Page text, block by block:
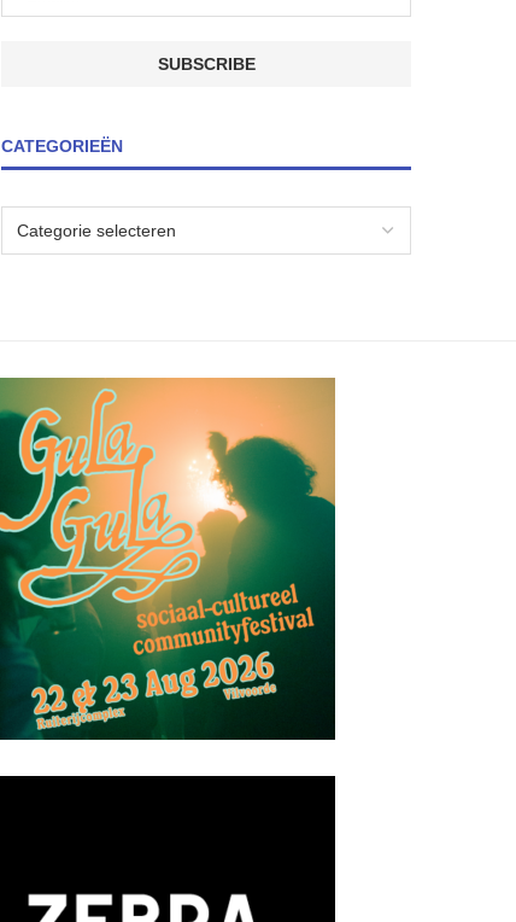
CATEGORIEËN